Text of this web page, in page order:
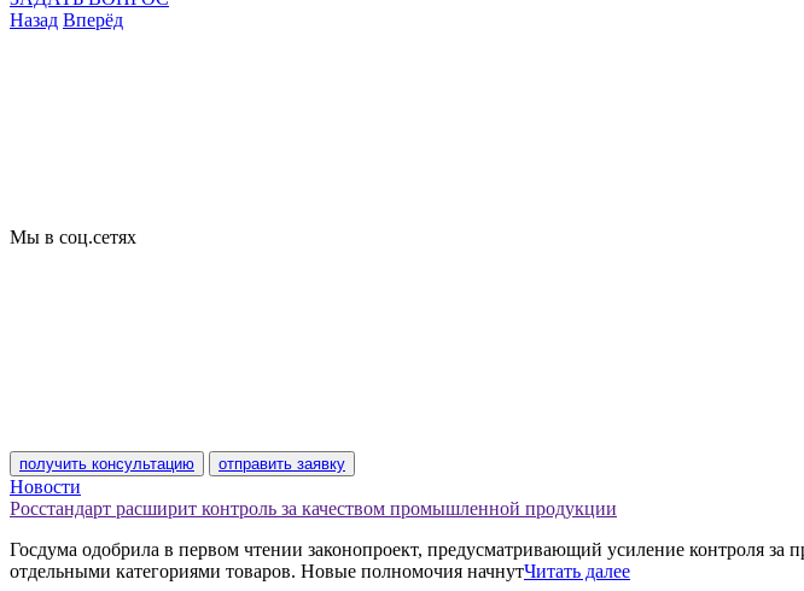
Назад Вперёд
Мы в соц.сетях
получить консультацию отправить заявку
Новости
Росстандарт расширит контроль за качеством промышленной продукции
Госдума одобрила в первом чтении законопроект, предусматривающий усиление контроля
отдельными категориями товаров. Новые полномочия начнутЧитать далее